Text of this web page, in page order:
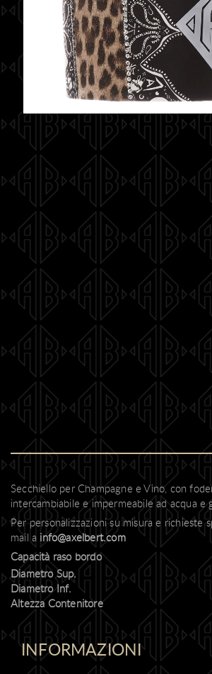
Secchiello per Champagne e Vino, con
intercambiabile e impermeabile ad acqua e
Per personalizzazioni su misura e richieste
mail a info@axelbert.com
Capacità raso bordo
Diametro Sup.
Diametro Inf.
Altezza Contenitore
INFORMAZIONI